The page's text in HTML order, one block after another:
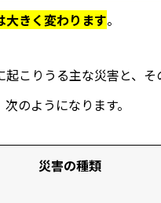
大きく変わります。
起こりうる主な災害と、
次のようになります。
災害の種類